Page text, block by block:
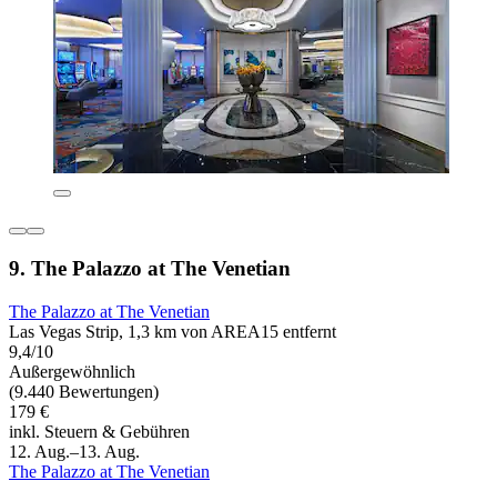
9. The Palazzo at The Venetian
The Palazzo at The Venetian
Las Vegas Strip, 1,3 km von AREA15 entfernt
9,4/10
Außergewöhnlich
(9.440 Bewertungen)
179 €
inkl. Steuern & Gebühren
12. Aug.–13. Aug.
The Palazzo at The Venetian